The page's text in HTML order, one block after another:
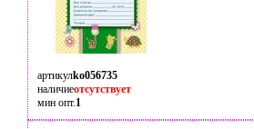
артикулko056735
наличиеотсутствует
мин опт.1